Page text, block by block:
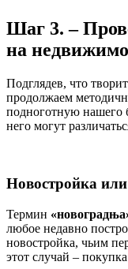
Шаг 3. –
на
Подглядев, что
продолжаем
подноготную нашего
него могут
Новостройка
Термин
любое недавно
новостройка, чьим
этот случай –